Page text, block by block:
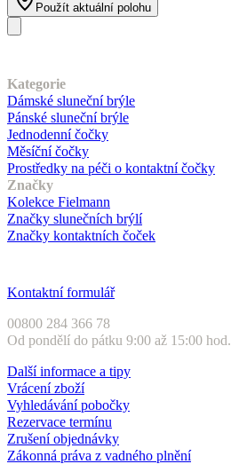
Použít aktuální polohu
Kategorie
Dámské sluneční brýle
Pánské sluneční brýle
Jednodenní čočky
Měsíční čočky
Prostředky na péči o kontaktní čočky
Značky
Kolekce Fielmann
Značky slunečních brýlí
Značky kontaktních čoček
Kontaktní formulář
00800 284 366 78
Od pondělí do pátku 9:00 až 15:00 hod.
Další informace a tipy
Vrácení zboží
Vyhledávání pobočky
Rezervace termínu
Zrušení objednávky
Zákonná práva z vadného plnění